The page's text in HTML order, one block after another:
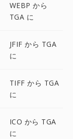
WEBP から
TGA に
JFIF から TGA
に
TIFF から TGA
に
ICO から TGA
に